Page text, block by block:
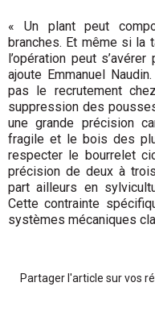
« Un plant peut
branches. Et même si la
l’opération peut
ajoute Emmanuel
pas le recrutement
suppression des
une grande précision
fragile et le bois des
respecter le bourrelet
précision de deux à
part ailleurs en
Cette contrainte
systèmes mécaniques
Partager l'article sur vos